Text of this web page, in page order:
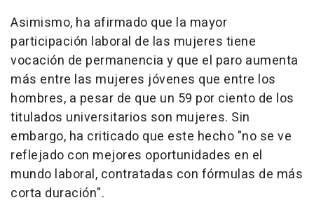
Asimismo, ha afirmado que la mayor
participación laboral de las mujeres tiene
vocación de permanencia y que el paro aumenta
más entre las mujeres jóvenes que entre los
hombres, a pesar de que un 59 por ciento de los
titulados universitarios son mujeres. Sin
embargo, ha criticado que este hecho "no se ve
reflejado con mejores oportunidades en el
mundo laboral, contratadas con fórmulas de más
corta duración".